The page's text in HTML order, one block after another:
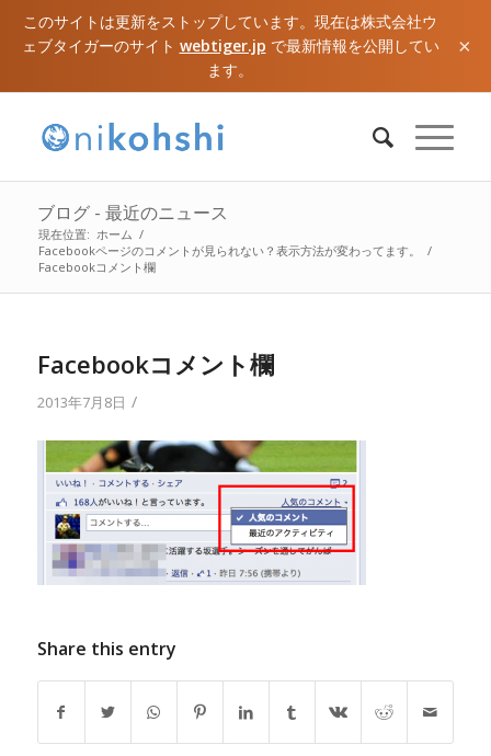
このサイトは更新をストップしています。現在は株式会社ウ
ェブタイガーのサイト webtiger.jp で最新情報を公開してい
ます。
×
ブログ - 最近のニュース
現在位置: ホーム /
Facebookページのコメントが見られない？表示方法が変わってます。
/
Facebookコメント欄
Facebookコメント欄
2013年7月8日 /
Share this entry